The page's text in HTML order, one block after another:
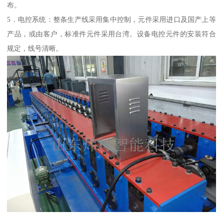
布。
5．电控系统：整条生产线采用集中控制，元件采用进口及国产上等
产品，或由客户，标准件元件采用台湾。设备电控元件的安装符合
规定，线号清晰。